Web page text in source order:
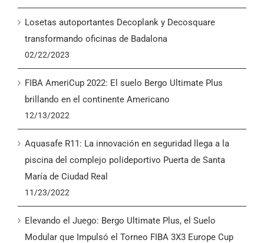
Losetas autoportantes Decoplank y Decosquare
transformando oficinas de Badalona
02/22/2023
FIBA AmeriCup 2022: El suelo Bergo Ultimate Plus
brillando en el continente Americano
12/13/2022
Aquasafe R11: La innovación en seguridad llega a la
piscina del complejo polideportivo Puerta de Santa
María de Ciudad Real
11/23/2022
Elevando el Juego: Bergo Ultimate Plus, el Suelo
Modular que Impulsó el Torneo FIBA 3X3 Europe Cup